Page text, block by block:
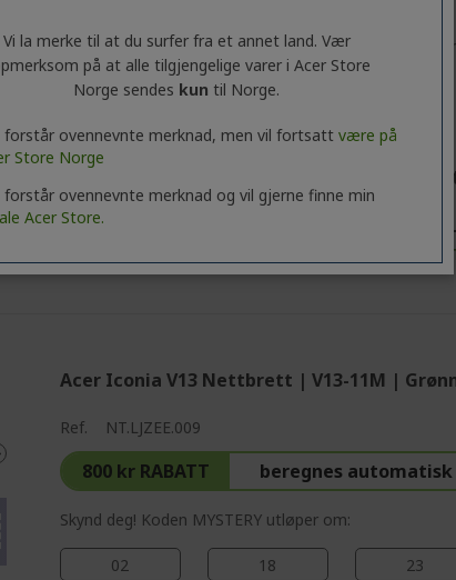
8 Megapixel (Rear Camera), 5 Megapixel
Wi-Fi + 4G
Profesjonell? Oppdag de
våre!
OPPRETT EN
Acer Iconia V13 Nettbrett | V13-11M |
Ref. NT.LJZEE.009
800 kr RABATT beregnes
Skynd deg! Koden MYSTERY utløper om:
02 18 23
Vi la merke til at du surfer fra et annet land. Vær
på at alle tilgjengelige varer i Acer Store
Norge sendes kun til Norge.
forstår ovennevnte merknad, men vil fortsatt være på
Store Norge
forstår ovennevnte merknad og vil gjerne finne min
Acer Store.